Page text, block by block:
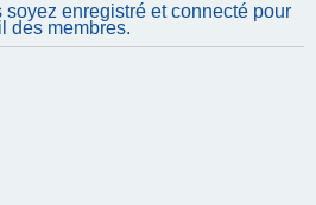
soyez enregistré et connecté pour
des membres.